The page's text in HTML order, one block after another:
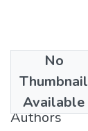
No
Thumbnail
Available
2004
Authors